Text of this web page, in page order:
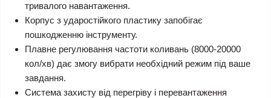
тривалого навантаження.
Корпус з ударостійкого пластику запобігає
пошкодженню інструменту.
Плавне регулювання частоти коливань (8000-20000
кол/хв) дає змогу вибрати необхідний режим під ваше
завдання.
Система захисту від перегріву і перевантаження